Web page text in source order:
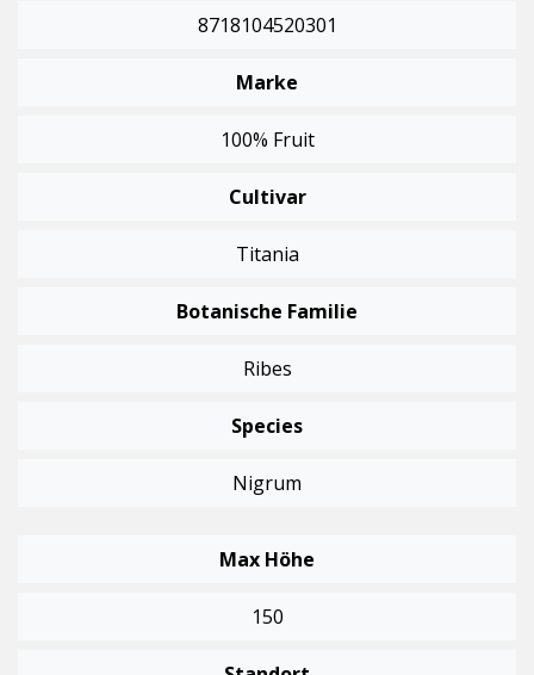
8718104520301
Marke
100% Fruit
Cultivar
Titania
Botanische Familie
Ribes
Species
Nigrum
Max Höhe
150